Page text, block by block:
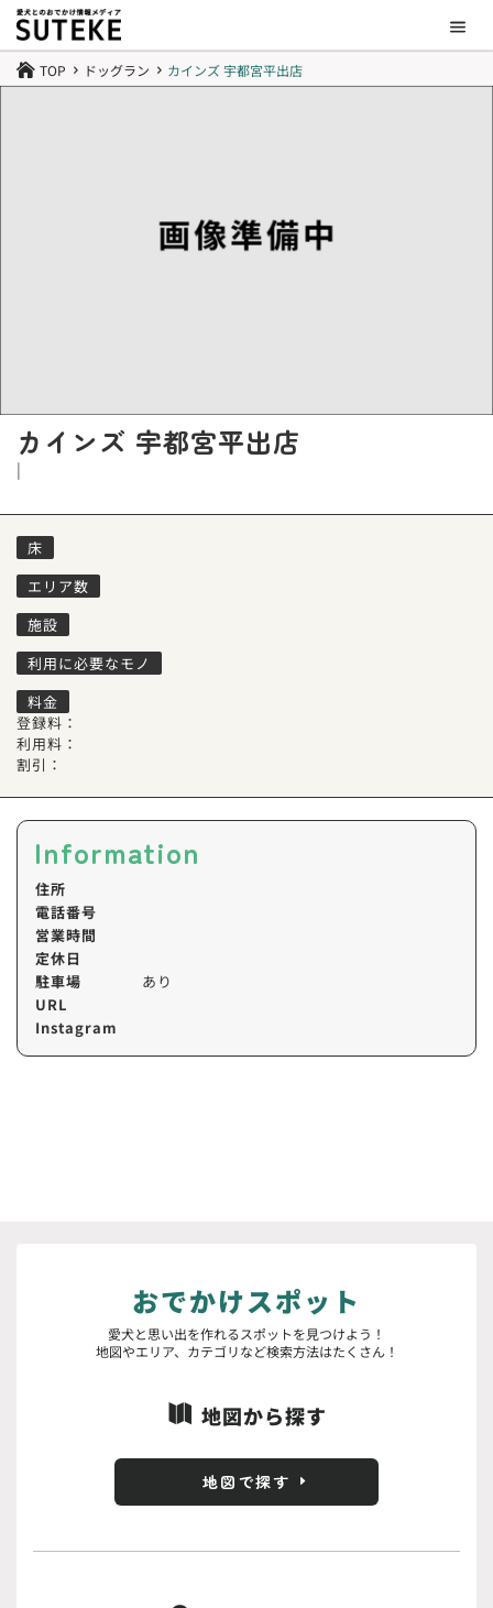
 TOP 5 ドッグラン 5 カインズ 宇都宮平出店
カインズ 宇都宮平出店
|
床
エリア数
施設
利用に必要なモノ
料金
登録料：
利用料：
割引：
Information
住所
電話番号
営業時間
定休日
駐車場
あり
URL
Instagram
おでかけスポット
愛犬と思い出を作れるスポットを見つけよう！
地図やエリア、カテゴリなど検索方法はたくさん！
 地図から探す
地図で探す